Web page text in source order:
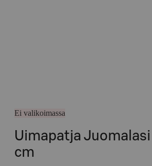
Ei valikoimassa
Uimapatja Juomalasi
cm